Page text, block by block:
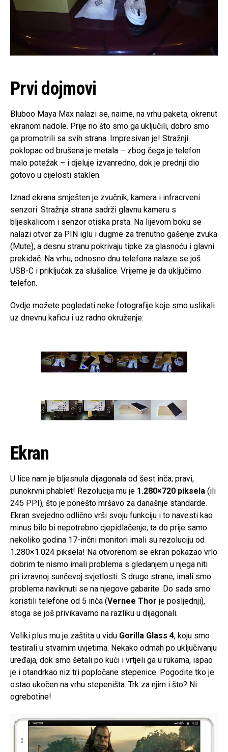
Prvi dojmovi
Bluboo Maya Max nalazi se, naime, na vrhu paketa, okrenut
ekranom nadole. Prije no što smo ga uključili, dobro smo
ga promotrili sa svih strana. Impresivan je! Stražnji
poklopac od brušena je metala – zbog čega je telefon
malo potežak – i djeluje izvanredno, dok je prednji dio
gotovo u cijelosti staklen.
Iznad ekrana smješten je zvučnik, kamera i infracrveni
senzori. Stražnja strana sadrži glavnu kameru s
bljeskalicom i senzor otiska prsta. Na lijevom boku se
nalazi otvor za PIN iglu i dugme za trenutno gašenje zvuka
(Mute), a desnu stranu pokrivaju tipke za glasnoću i glavni
prekidač. Na vrhu, odnosno dnu telefona nalaze se još
USB-C i priključak za slušalice. Vrijeme je da uključimo
telefon.
Ovdje možete pogledati neke fotografije koje smo uslikali
uz dnevnu kaficu i uz radno okruženje:
Ekran
U lice nam je bljesnula dijagonala od šest inča; pravi,
punokrvni phablet! Rezolucija mu je 1.280×720 piksela (ili
245 PPI), što je ponešto mršavo za današnje standarde.
Ekran svejedno odlično vrši svoju funkciju i to navesti kao
minus bilo bi nepotrebno cjepidlačenje; ta do prije samo
nekoliko godina 17-inčni monitori imali su rezoluciju od
1.280×1.024 piksela! Na otvorenom se ekran pokazao vrlo
dobrim te nismo imali problema s gledanjem u njega niti
pri izravnoj sunčevoj svjetlosti. S druge strane, imali smo
problema naviknuti se na njegove gabarite. Do sada smo
koristili telefone od 5 inča (Vernee Thor je posljednji),
stoga se još privikavamo na razliku u dijagonali.
Veliki plus mu je zaštita u vidu Gorilla Glass 4, koju smo
testirali u stvarnim uvjetima. Nekako odmah po uključivanju
uređaja, dok smo šetali po kući i vrtjeli ga u rukama, ispao
je i otandrkao niz tri popločane stepenice. Pogodite tko je
ostao ukočen na vrhu stepeništa. Trk za njim i što? Ni
ogrebotine!